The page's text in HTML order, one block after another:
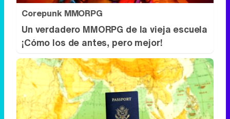
Corepunk MMORPG
Un verdadero MMORPG de la vieja escuela
¡Cómo los de antes, pero mejor!